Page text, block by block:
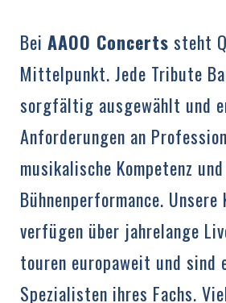
Bei AAOO Concerts steht
Mittelpunkt. Jede Tribute
sorgfältig ausgewählt und
Anforderungen an
musikalische Kompetenz und
Bühnenperformance.
verfügen über jahrelange
touren europaweit und sind
Spezialisten ihres Fachs.